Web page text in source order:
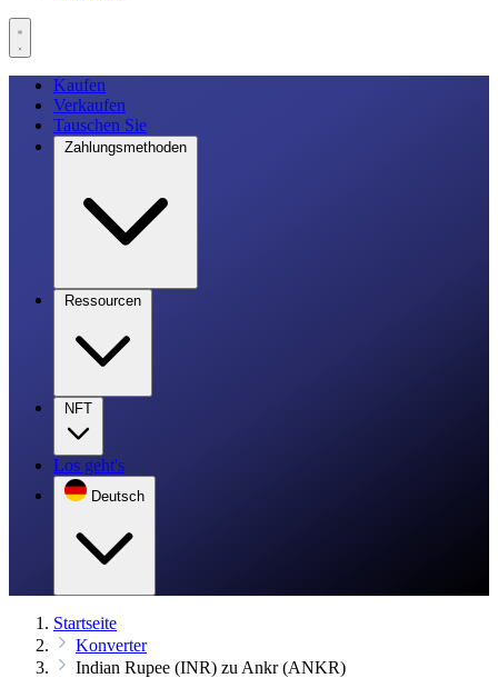
Kaufen
Verkaufen
Tauschen Sie
Zahlungsmethoden
Ressourcen
NFT
Los geht's
Deutsch
Startseite
Konverter
Indian Rupee (INR) zu Ankr (ANKR)